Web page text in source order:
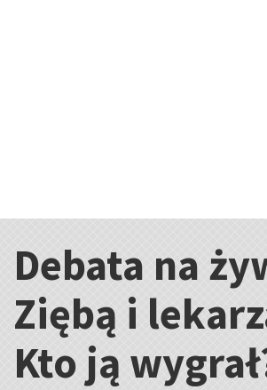
Kategorie:
Debata na
Ziębą i
Kto ją